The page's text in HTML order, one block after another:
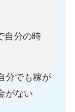
自分の時
分でも稼が
がない